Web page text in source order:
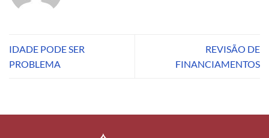
IDADE PODE SER
PROBLEMA
REVISÃO DE
FINANCIAMENTOS